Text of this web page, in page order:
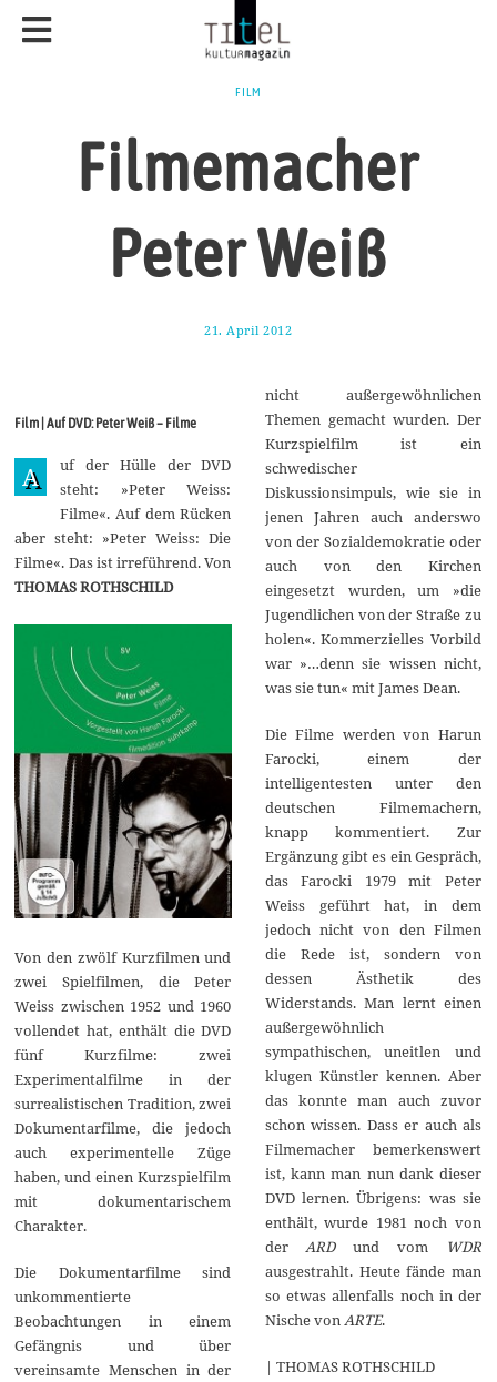
FILM
Filmemacher
Peter Weiß
21. April 2012
ä
z
2
0
1
4
Film | Auf DVD: Peter Weiß – Filme
A
uf der Hülle der DVD
steht: »Peter Weiss:
Filme«. Auf dem Rücken
aber steht: »Peter Weiss: Die
Filme«. Das ist irreführend. Von
THOMAS ROTHSCHILD
Von den zwölf Kurzfilmen und
zwei Spielfilmen, die Peter
Weiss zwischen 1952 und 1960
vollendet hat, enthält die DVD
fünf Kurzfilme: zwei
Experimentalfilme in der
surrealistischen Tradition, zwei
Dokumentarfilme, die jedoch
auch experimentelle Züge
haben, und einen Kurzspielfilm
mit dokumentarischem
Charakter.
Die Dokumentarfilme sind
unkommentierte
Beobachtungen in einem
Gefängnis und über
vereinsamte Menschen in der
nicht außergewöhnlichen
Themen gemacht wurden. Der
Kurzspielfilm ist ein
schwedischer
Diskussionsimpuls, wie sie in
jenen Jahren auch anderswo
von der Sozialdemokratie oder
auch von den Kirchen
eingesetzt wurden, um »die
Jugendlichen von der Straße zu
holen«. Kommerzielles Vorbild
war »…denn sie wissen nicht,
was sie tun« mit James Dean.
Die Filme werden von Harun
Farocki, einem der
intelligentesten unter den
deutschen Filmemachern,
knapp kommentiert. Zur
Ergänzung gibt es ein Gespräch,
das Farocki 1979 mit Peter
Weiss geführt hat, in dem
jedoch nicht von den Filmen
die Rede ist, sondern von
dessen Ästhetik des
Widerstands. Man lernt einen
außergewöhnlich
sympathischen, uneitlen und
klugen Künstler kennen. Aber
das konnte man auch zuvor
schon wissen. Dass er auch als
Filmemacher bemerkenswert
ist, kann man nun dank dieser
DVD lernen. Übrigens: was sie
enthält, wurde 1981 noch von
der ARD und vom
WDR
ausgestrahlt. Heute fände man
so etwas allenfalls noch in der
Nische von ARTE.
| THOMAS ROTHSCHILD